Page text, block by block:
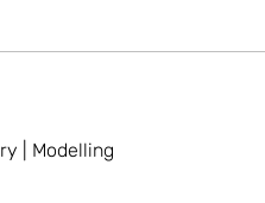
| Modelling